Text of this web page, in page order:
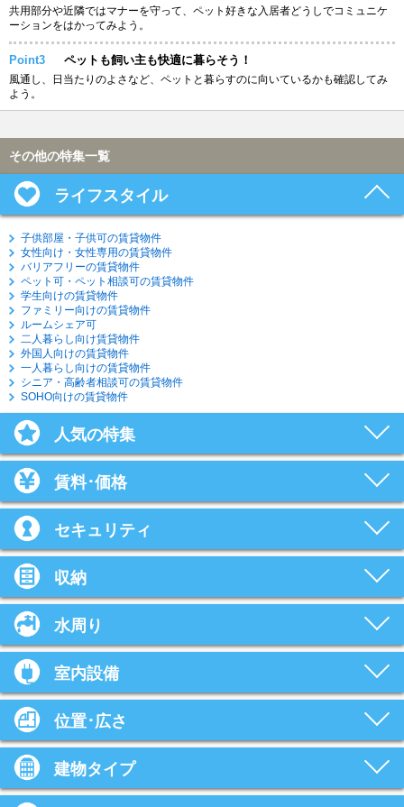
共用部分や近隣ではマナーを守って、ペット好きな入居者どうしでコミュニケ
ーションをはかってみよう。
Point3 ペットも飼い主も快適に暮らそう！
風通し、日当たりのよさなど、ペットと暮らすのに向いているかも確認してみ
よう。
その他の特集一覧
ライフスタイル
子供部屋・子供可の賃貸物件
女性向け・女性専用の賃貸物件
バリアフリーの賃貸物件
ペット可・ペット相談可の賃貸物件
学生向けの賃貸物件
ファミリー向けの賃貸物件
ルームシェア可
二人暮らし向け賃貸物件
外国人向けの賃貸物件
一人暮らし向けの賃貸物件
シニア・高齢者相談可の賃貸物件
SOHO向けの賃貸物件
人気の特集
賃料･価格
セキュリティ
収納
水周り
室内設備
位置･広さ
建物タイプ